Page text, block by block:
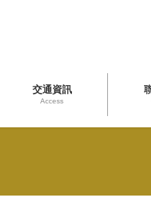
交通資訊
Access